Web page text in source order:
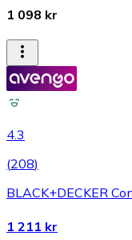
1 098 kr
4.3
(208)
BLACK+DECKER
1 211 kr